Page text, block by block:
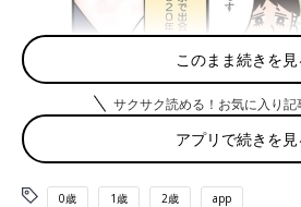
このまま続きを見
サクサク読める！お気に入り
アプリで続きを見
0歳 1歳 2歳 app